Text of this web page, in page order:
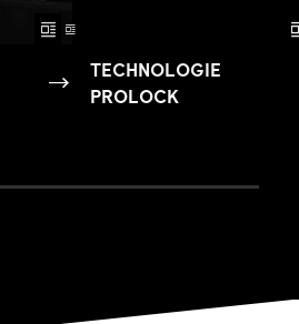
TECHNOLOGIE
PROLOCK